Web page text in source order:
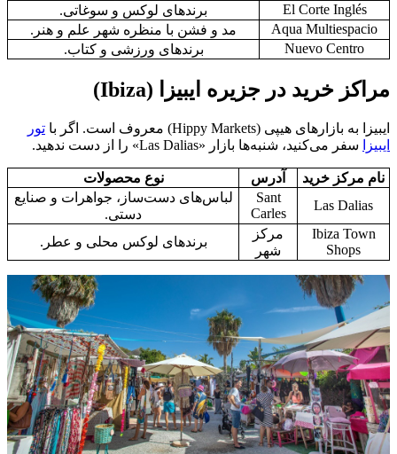
El Corte Inglés
برندهای لوکس و سوغاتی.
Aqua Multiespacio
مد و فشن با منظره شهر علم و هنر.
Nuevo Centro
برندهای ورزشی و کتاب.
مراکز خرید در جزیره ایبیزا (Ibiza)
ایبیزا به بازارهای هیپی (Hippy Markets) معروف است. اگر با
تور
ایبیزا
سفر می‌کنید، شنبه‌ها بازار «Las Dalias» را از دست ندهید.
نام مرکز خرید آدرس
نوع محصولات
Las Dalias
Sant
Carles
لباس‌های دست‌ساز، جواهرات و صنایع
دستی.
Ibiza Town
Shops
مرکز
شهر
برندهای لوکس محلی و عطر.